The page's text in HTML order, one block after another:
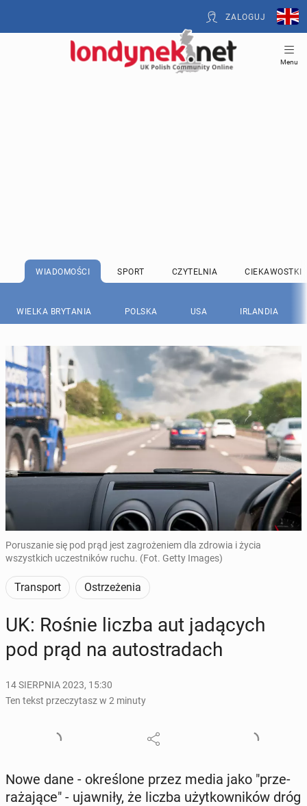
ZALOGUJ
Menu
WIADOMOŚCI SPORT CZYTELNIA CIEKAWOSTKI
WIELKA BRYTANIA POLSKA USA IRLANDIA
Poruszanie się pod prąd jest zagrożeniem dla zdrowia i życia
wszystkich uczestników ruchu. (Fot. Getty Images)
Transport Ostrzeżenia
UK: Rośnie liczba aut ja­dą­cych
pod prąd na au­to­stra­dach
14 SIERPNIA 2023, 15:30
Ten tekst przeczytasz w 2 minuty
Nowe dane - okre­ślo­ne przez media jako "prze­
ra­ża­ją­ce" - ujaw­ni­ły, że liczba użyt­kow­ni­ków dróg